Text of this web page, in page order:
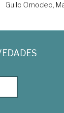
Gullo Omodeo,